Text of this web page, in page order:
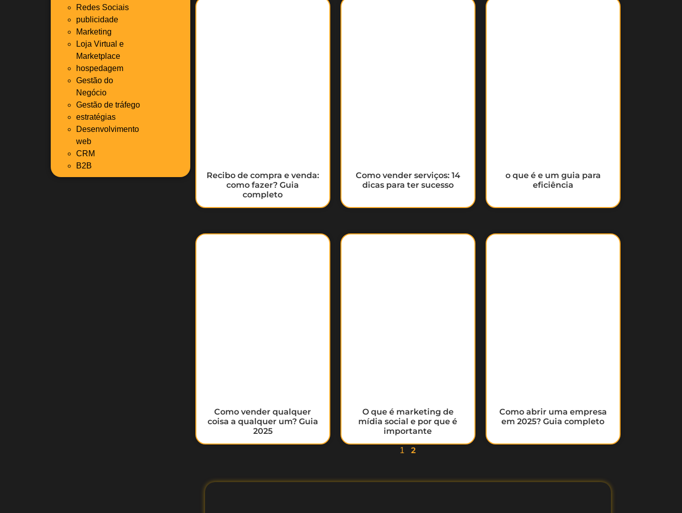
Redes Sociais
publicidade
Marketing
Loja Virtual e
Marketplace
hospedagem
Gestão do
Negócio
Gestão de tráfego
estratégias
Desenvolvimento
web
CRM
B2B
Recibo de compra e venda:
como fazer? Guia
completo
Como vender serviços: 14
dicas para ter sucesso
o que é e um guia para
eficiência
Como vender qualquer
coisa a qualquer um? Guia
2025
O que é marketing de
mídia social e por que é
importante
Como abrir uma empresa
em 2025? Guia completo
1 2